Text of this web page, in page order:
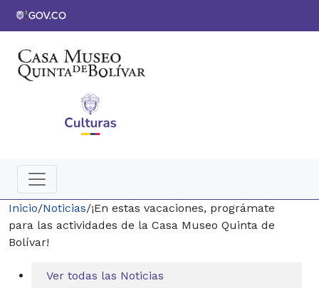
Inicio/Noticias/¡En estas vacaciones, prográmate
para las actividades de la Casa Museo Quinta de
Bolívar!
Ver todas las Noticias